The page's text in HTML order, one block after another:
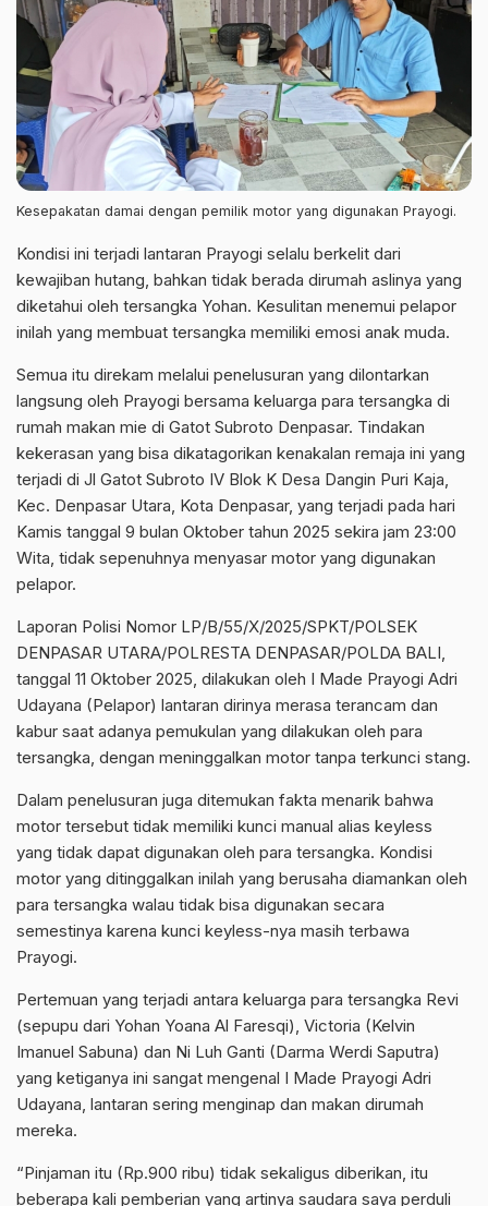
Kesepakatan damai dengan pemilik motor yang digunakan Prayogi.
Kondisi ini terjadi lantaran Prayogi selalu berkelit dari
kewajiban hutang, bahkan tidak berada dirumah aslinya yang
diketahui oleh tersangka Yohan. Kesulitan menemui pelapor
inilah yang membuat tersangka memiliki emosi anak muda.
Semua itu direkam melalui penelusuran yang dilontarkan
langsung oleh Prayogi bersama keluarga para tersangka di
rumah makan mie di Gatot Subroto Denpasar. Tindakan
kekerasan yang bisa dikatagorikan kenakalan remaja ini yang
terjadi di Jl Gatot Subroto IV Blok K Desa Dangin Puri Kaja,
Kec. Denpasar Utara, Kota Denpasar, yang terjadi pada hari
Kamis tanggal 9 bulan Oktober tahun 2025 sekira jam 23:00
Wita, tidak sepenuhnya menyasar motor yang digunakan
pelapor.
Laporan Polisi Nomor LP/B/55/X/2025/SPKT/POLSEK
DENPASAR UTARA/POLRESTA DENPASAR/POLDA BALI,
tanggal 11 Oktober 2025, dilakukan oleh I Made Prayogi Adri
Udayana (Pelapor) lantaran dirinya merasa terancam dan
kabur saat adanya pemukulan yang dilakukan oleh para
tersangka, dengan meninggalkan motor tanpa terkunci stang.
Dalam penelusuran juga ditemukan fakta menarik bahwa
motor tersebut tidak memiliki kunci manual alias keyless
yang tidak dapat digunakan oleh para tersangka. Kondisi
motor yang ditinggalkan inilah yang berusaha diamankan oleh
para tersangka walau tidak bisa digunakan secara
semestinya karena kunci keyless-nya masih terbawa
Prayogi.
Pertemuan yang terjadi antara keluarga para tersangka Revi
(sepupu dari Yohan Yoana Al Faresqi), Victoria (Kelvin
Imanuel Sabuna) dan Ni Luh Ganti (Darma Werdi Saputra)
yang ketiganya ini sangat mengenal I Made Prayogi Adri
Udayana, lantaran sering menginap dan makan dirumah
mereka.
“Pinjaman itu (Rp.900 ribu) tidak sekaligus diberikan, itu
beberapa kali pemberian yang artinya saudara saya perduli